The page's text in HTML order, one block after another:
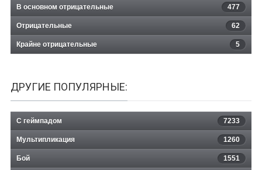
В основном отрицательные 477
Отрицательные 62
Крайне отрицательные 5
ДРУГИЕ ПОПУЛЯРНЫЕ:
С геймпадом 7233
Мультипликация 1260
Бой 1551